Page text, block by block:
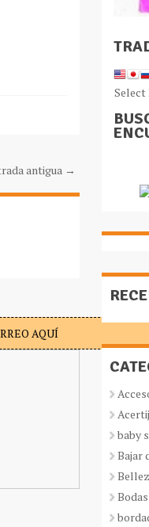
antigua →
AQUÍ
Select
baby
Bajar
Bodas